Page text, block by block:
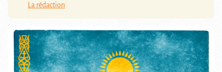
La rédaction